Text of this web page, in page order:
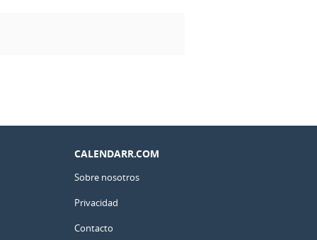
CALENDARR.COM
Sobre nosotros
Privacidad
Contacto